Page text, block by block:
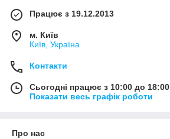
Працює з 19.12.2013
м. Київ
Київ, Україна
Контакти
Сьогодні працює з 10:00 до 18:00
Показати весь графік роботи
Про нас